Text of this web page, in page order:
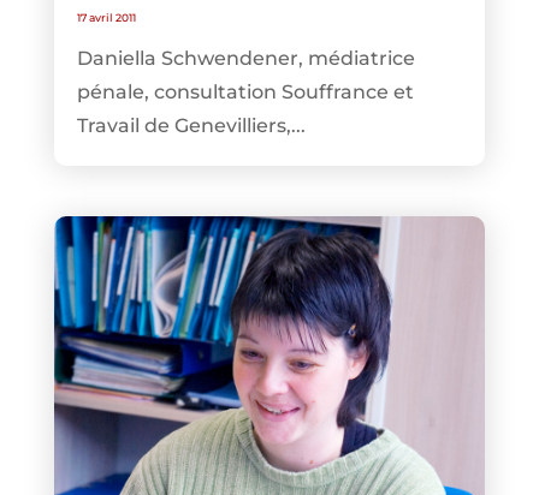
17 avril 2011
Daniella Schwendener, médiatrice
pénale, consultation Souffrance et
Travail de Genevilliers,...